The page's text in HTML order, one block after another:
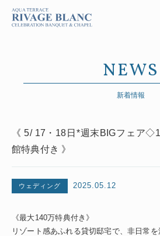
NEWS
新着情報
《 5/ 17・18日*週末BIGフェア
館特典付き 》
ウェディング 2025.05.12
《最大140万特典付き》
リゾート感あふれる貸切邸宅で、非日常